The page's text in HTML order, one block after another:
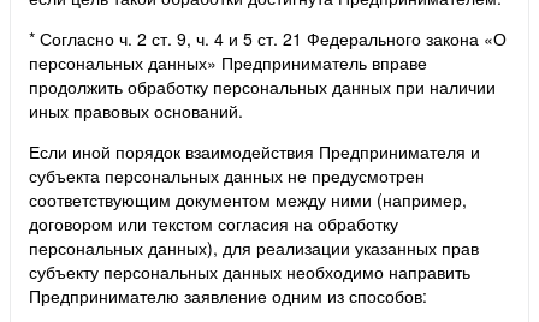
* Согласно ч. 2 ст. 9, ч. 4 и 5 ст. 21 Федерального закона «О
персональных данных» Предприниматель вправе
продолжить обработку персональных данных при наличии
иных правовых оснований.
Если иной порядок взаимодействия Предпринимателя и
субъекта персональных данных не предусмотрен
соответствующим документом между ними (например,
договором или текстом согласия на обработку
персональных данных), для реализации указанных прав
субъекту персональных данных необходимо направить
Предпринимателю заявление одним из способов: